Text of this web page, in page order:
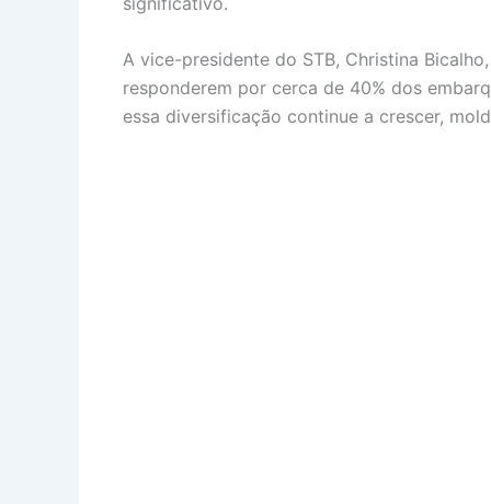
A vice-presidente do STB, Christina
responderem por cerca de 40% dos
essa diversificação continue a crescer,